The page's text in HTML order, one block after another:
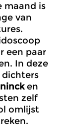
maand is
van
een paar
In deze
en
zelf
omlijst